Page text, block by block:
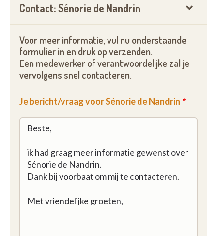
Contact: Sénorie de Nandrin
Voor meer informatie, vul nu onderstaande
formulier in en druk op verzenden.
Een medewerker of verantwoordelijke zal je
vervolgens snel contacteren.
Je bericht/vraag voor Sénorie de Nandrin